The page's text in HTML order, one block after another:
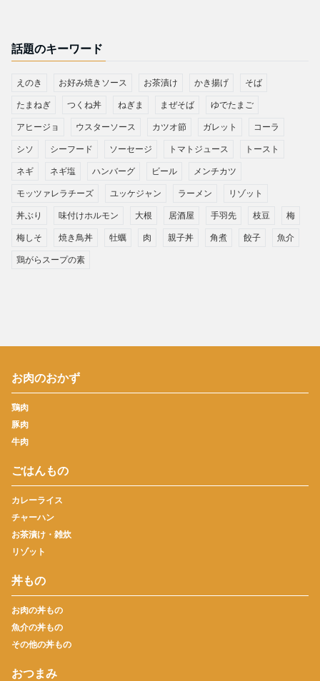
話題のキーワード
えのき お好み焼きソース お茶漬け かき揚げ そば
たまねぎ つくね丼 ねぎま まぜそば ゆでたまご
アヒージョ ウスターソース カツオ節 ガレット コーラ
シソ シーフード ソーセージ トマトジュース トースト
ネギ ネギ塩 ハンバーグ ビール メンチカツ
モッツァレラチーズ ユッケジャン ラーメン リゾット
丼ぶり 味付けホルモン 大根 居酒屋 手羽先 枝豆 梅
梅しそ 焼き鳥丼 牡蠣 肉 親子丼 角煮 餃子 魚介
鶏がらスープの素
お肉のおかず
鶏肉
豚肉
牛肉
ごはんもの
カレーライス
チャーハン
お茶漬け・雑炊
リゾット
丼もの
お肉の丼もの
魚介の丼もの
その他の丼もの
おつまみ